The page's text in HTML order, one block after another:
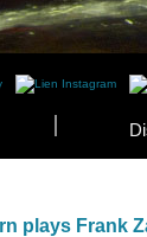
plays Frank